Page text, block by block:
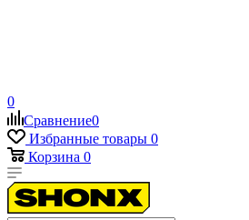
0
Сравнение0
Избранные товары 0
Корзина 0